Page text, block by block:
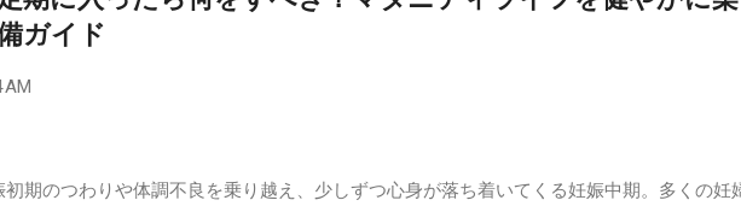
ガイド
AM
初期のつわりや体調不良を乗り越え、少しずつ心身が落ち着いてくる妊娠中期。多くの妊